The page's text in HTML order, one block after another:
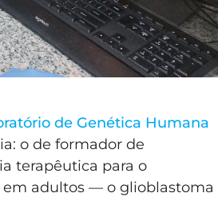
de Genética Humana
o de formador de
terapêutica para o
adultos — o glioblastoma